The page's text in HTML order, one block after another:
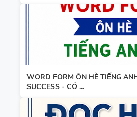
WORD FORM ÔN HÈ TIẾNG
SUCCESS - CÓ ...